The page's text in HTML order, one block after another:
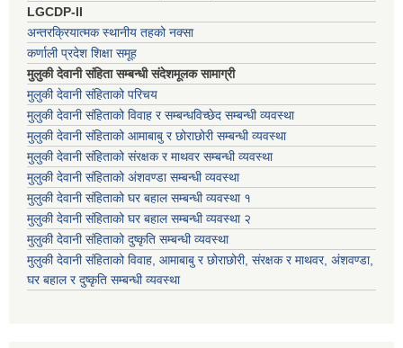
LGCDP-II
अन्तरक्रियात्मक स्थानीय तहको नक्सा
कर्णाली प्रदेश शिक्षा समूह
मुलुकी देवानी संहिता सम्बन्धी संदेशमूलक सामाग्री
मुलुकी देवानी संहिताको परिचय
मुलुकी देवानी संहिताको विवाह र सम्बन्धविच्छेद सम्बन्धी व्यवस्था
मुलुकी देवानी संहिताको आमाबाबु र छोराछोरी सम्बन्धी व्यवस्था
मुलुकी देवानी संहिताको संरक्षक र माथवर सम्बन्धी व्यवस्था
मुलुकी देवानी संहिताको अंशवण्डा सम्बन्धी व्यवस्था
मुलुकी देवानी संहिताको घर बहाल सम्बन्धी व्यवस्था १
मुलुकी देवानी संहिताको घर बहाल सम्बन्धी व्यवस्था २
मुलुकी देवानी संहिताको दुष्कृति सम्बन्धी व्यवस्था
मुलुकी देवानी संहिताको विवाह, आमाबाबु र छोराछोरी, संरक्षक र माथवर, अंशवण्डा,
घर बहाल र दुष्कृति सम्बन्धी व्यवस्था